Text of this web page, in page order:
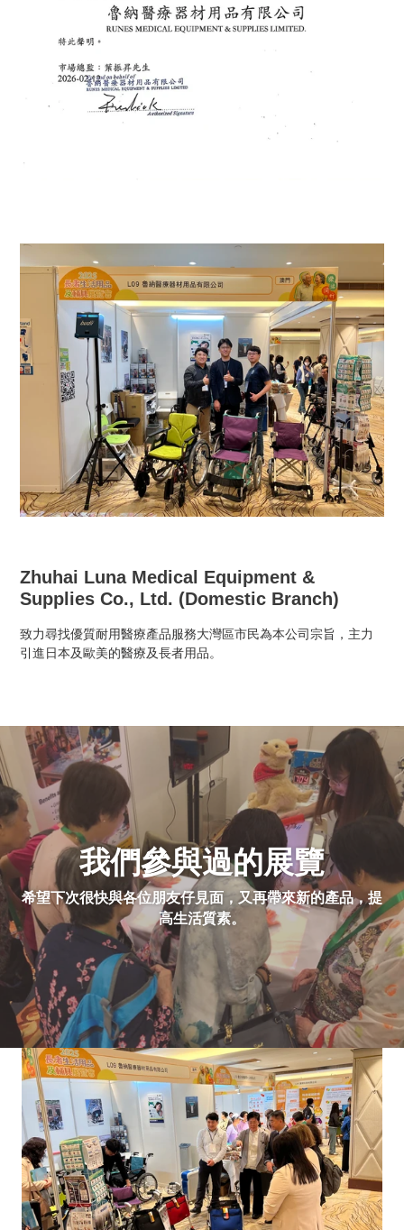
Zhuhai Luna Medical Equipment &
Supplies Co., Ltd. (Domestic Branch)
致力尋找優質耐用醫療產品服務大灣區市民為​本公司宗旨​​，主力
引進日本及歐美的醫療及長者用品。
我們參與過的展覽
希望下次很快與各位朋友仔見面，又再帶來新的產品，提
高生活質素。